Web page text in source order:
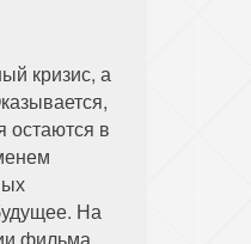
кризис, а
остаются в
На
фильма